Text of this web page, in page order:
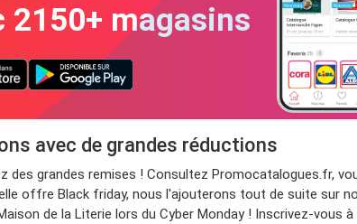
2150+ magasins
avec de grandes réductions
des grandes remises ! Consultez Promocatalogues.fr,
offre Black friday, nous l'ajouterons tout de suite sur
de la Literie lors du Cyber Monday ! Inscrivez-vous